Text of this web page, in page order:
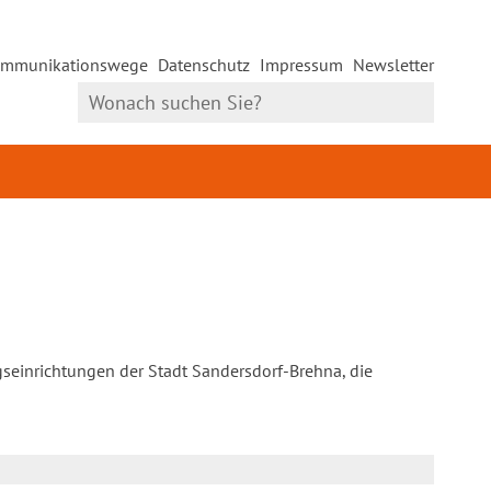
Datenschutz Impressum Newsletter
der Stadt Sandersdorf-Brehna, die